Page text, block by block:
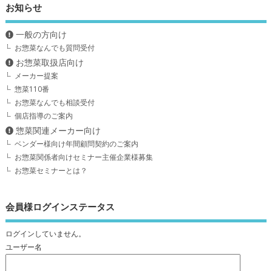
お知らせ
一般の方向け
お惣菜なんでも質問受付
お惣菜取扱店向け
メーカー提案
惣菜110番
お惣菜なんでも相談受付
個店指導のご案内
惣菜関連メーカー向け
ベンダー様向け年間顧問契約のご案内
お惣菜関係者向けセミナー主催企業様募集
お惣菜セミナーとは？
会員様ログインステータス
ログインしていません。
ユーザー名